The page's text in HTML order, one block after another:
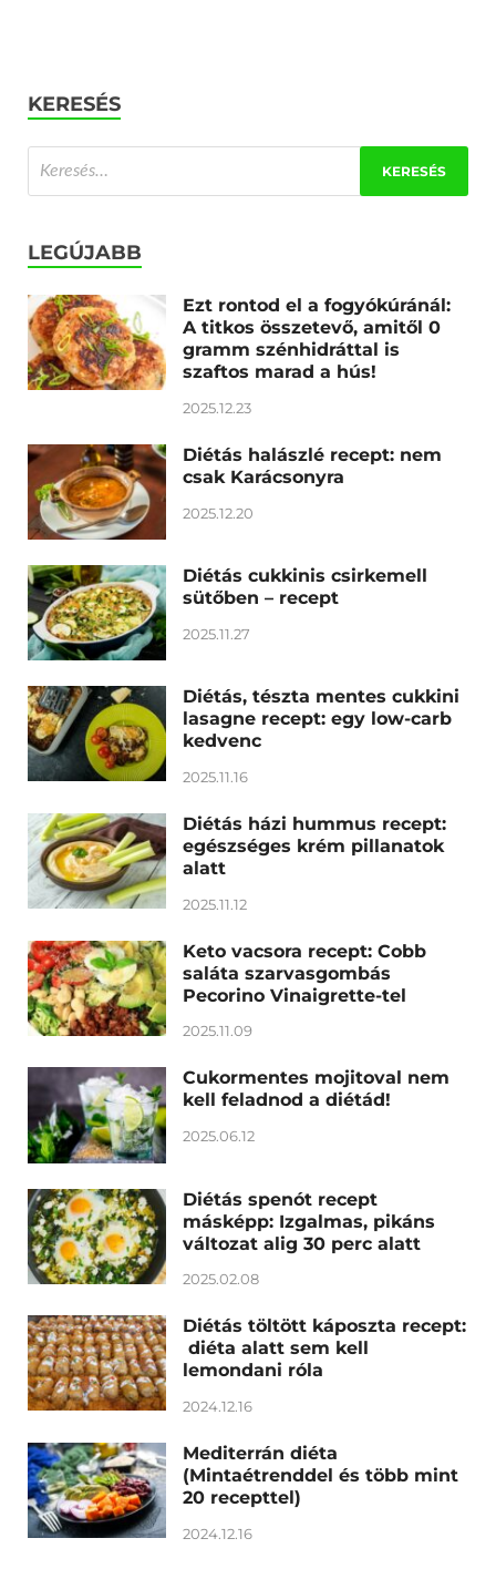
KERESÉS
LEGÚJABB
Ezt rontod el a fogyókúránál:
A titkos összetevő, amitől 0
gramm szénhidráttal is
szaftos marad a hús!
2025.12.23
Diétás halászlé recept: nem
csak Karácsonyra
2025.12.20
Diétás cukkinis csirkemell
sütőben – recept
2025.11.27
Diétás, tészta mentes cukkini
lasagne recept: egy low-carb
kedvenc
2025.11.16
Diétás házi hummus recept:
egészséges krém pillanatok
alatt
2025.11.12
Keto vacsora recept: Cobb
saláta szarvasgombás
Pecorino Vinaigrette-tel
2025.11.09
Cukormentes mojitoval nem
kell feladnod a diétád!
2025.06.12
Diétás spenót recept
másképp: Izgalmas, pikáns
változat alig 30 perc alatt
2025.02.08
Diétás töltött káposzta recept:
diéta alatt sem kell
lemondani róla
2024.12.16
Mediterrán diéta
(Mintaétrenddel és több mint
20 recepttel)
2024.12.16